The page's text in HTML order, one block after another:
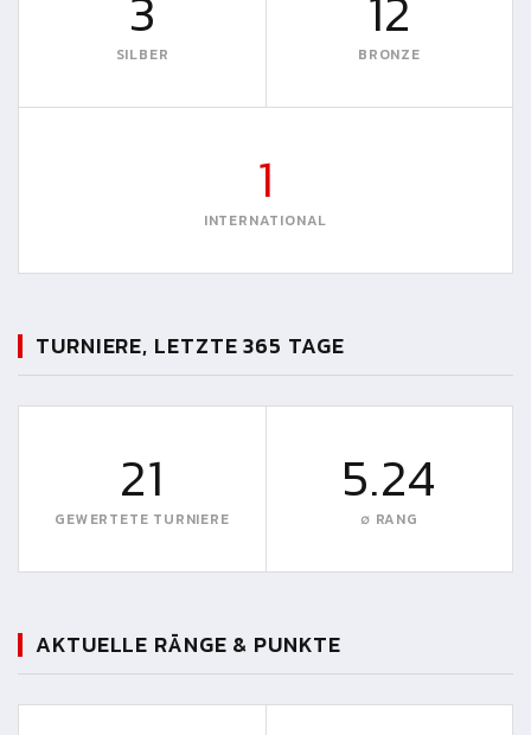
SILBER BRONZE
1
INTERNATIONAL
TURNIERE, LETZTE 365 TAGE
21
GEWERTETE TURNIERE
5.24
∅ RANG
AKTUELLE RÄNGE & PUNKTE